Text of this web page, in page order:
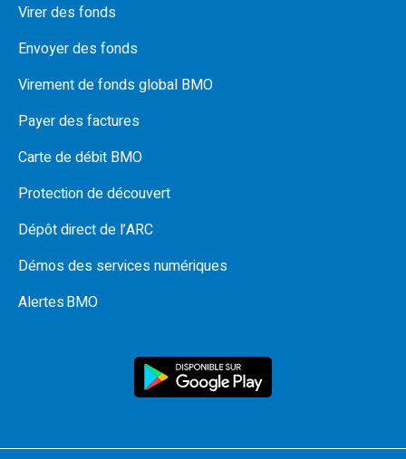
Virer des fonds
Envoyer des fonds
Virement de fonds global BMO
Payer des factures
Carte de débit BMO
Protection de découvert
Dépôt direct de l’ARC
Démos des services numériques
Alertes BMO